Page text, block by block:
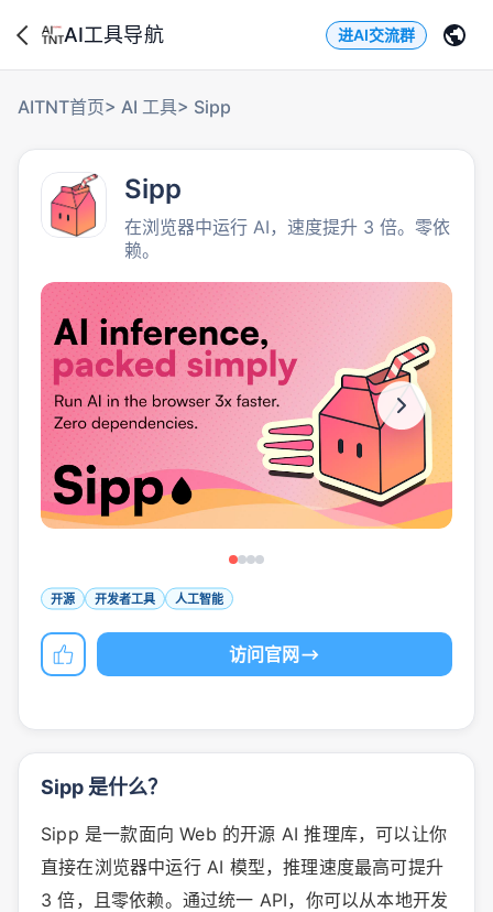
AI工具导航 进AI交流群
AITNT首页> AI 工具> Sipp
Sipp
在浏览器中运行 AI，速度提升 3 倍。零依
赖。
开源 开发者工具 人工智能
访问官网
Sipp 是什么？
Sipp 是一款面向 Web 的开源 AI 推理库，可以让你
直接在浏览器中运行 AI 模型，推理速度最高可提升
3 倍，且零依赖。通过统一 API，你可以从本地开发